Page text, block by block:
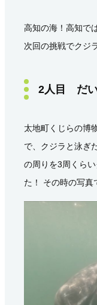
高知の海！高知で
次回の挑戦でクジ
2人目 だ
太地町くじらの博
で、クジラと泳ぎ
の周りを3周くら
た！ その時の写真